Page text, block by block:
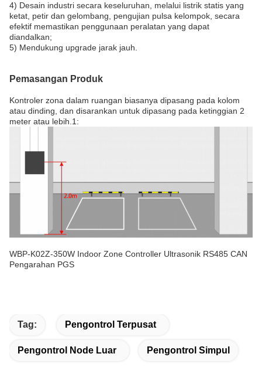
4) Desain industri secara keseluruhan, melalui listrik statis yang
ketat, petir dan gelombang, pengujian pulsa kelompok, secara
efektif memastikan penggunaan peralatan yang dapat
diandalkan;
5) Mendukung upgrade jarak jauh.
Pemasangan Produk
Kontroler zona dalam ruangan biasanya dipasang pada kolom
atau dinding, dan disarankan untuk dipasang pada ketinggian 2
meter atau lebih.1:
WBP-K02Z-350W Indoor Zone Controller Ultrasonik RS485 CAN
Pengarahan PGS
Tag: Pengontrol Terpusat
Pengontrol Node Luar Pengontrol Simpul